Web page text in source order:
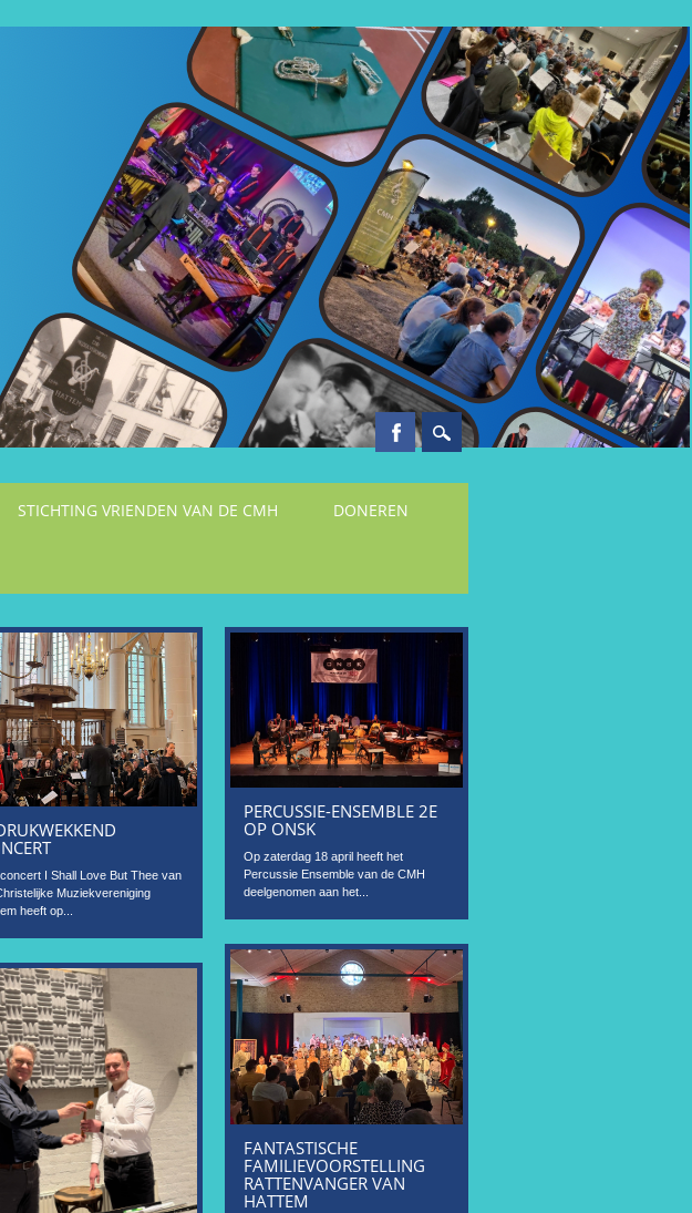
STICHTING VRIENDEN VAN DE CMH DONEREN
I Shall Love But Thee van
Muziekvereniging
heeft op...
PERCUSSIE-ENSEMBLE 2E
OP ONSK
Op zaterdag 18 april heeft het
Percussie Ensemble van de CMH
deelgenomen aan het...
FANTASTISCHE
FAMILIEVOORSTELLING
RATTENVANGER VAN
HATTEM